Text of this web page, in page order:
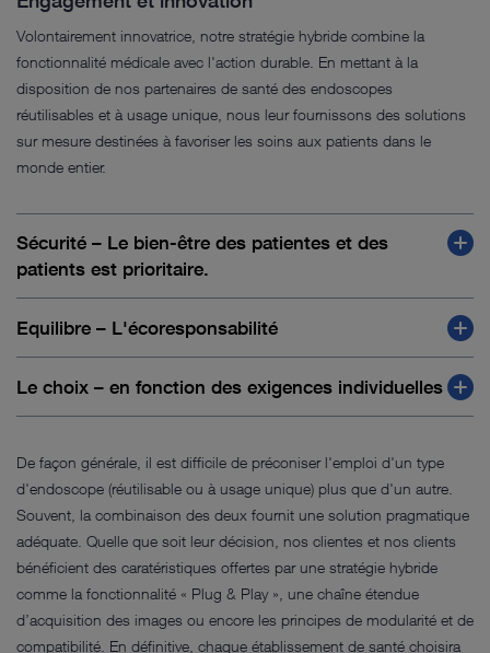
Volontairement innovatrice, notre stratégie hybride combine la
fonctionnalité médicale avec l'action durable. En mettant à la
disposition de nos partenaires de santé des endoscopes
réutilisables et à usage unique, nous leur fournissons des solutions
sur mesure destinées à favoriser les soins aux patients dans le
monde entier.
Sécurité – Le bien-être des patientes et des
patients est prioritaire.
Qu'ils soient réutilisables ou à usage unique, nos produits font
Equilibre – L'écoresponsabilité
Le choix – en fonction des exigences individuelles
De façon générale, il est difficile de préconiser l'emploi d'un type
d'endoscope (réutilisable ou à usage unique) plus que d'un autre.
Souvent, la combinaison des deux fournit une solution pragmatique
adéquate. Quelle que soit leur décision, nos clientes et nos clients
bénéficient des caratéristiques offertes par une stratégie hybride
comme la fonctionnalité « Plug & Play », une chaîne étendue
d’acquisition des images ou encore les principes de modularité et de
compatibilité. En définitive, chaque établissement de santé choisira